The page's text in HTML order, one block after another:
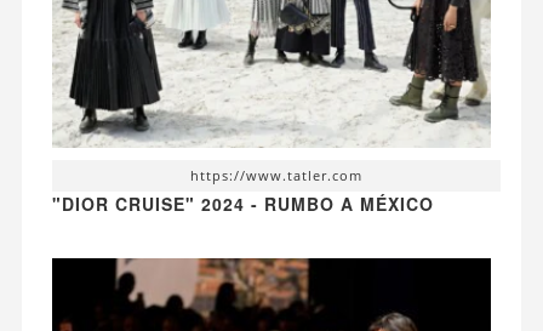
https://www.tatler.com
"DIOR CRUISE" 2024 - RUMBO A MÉXICO